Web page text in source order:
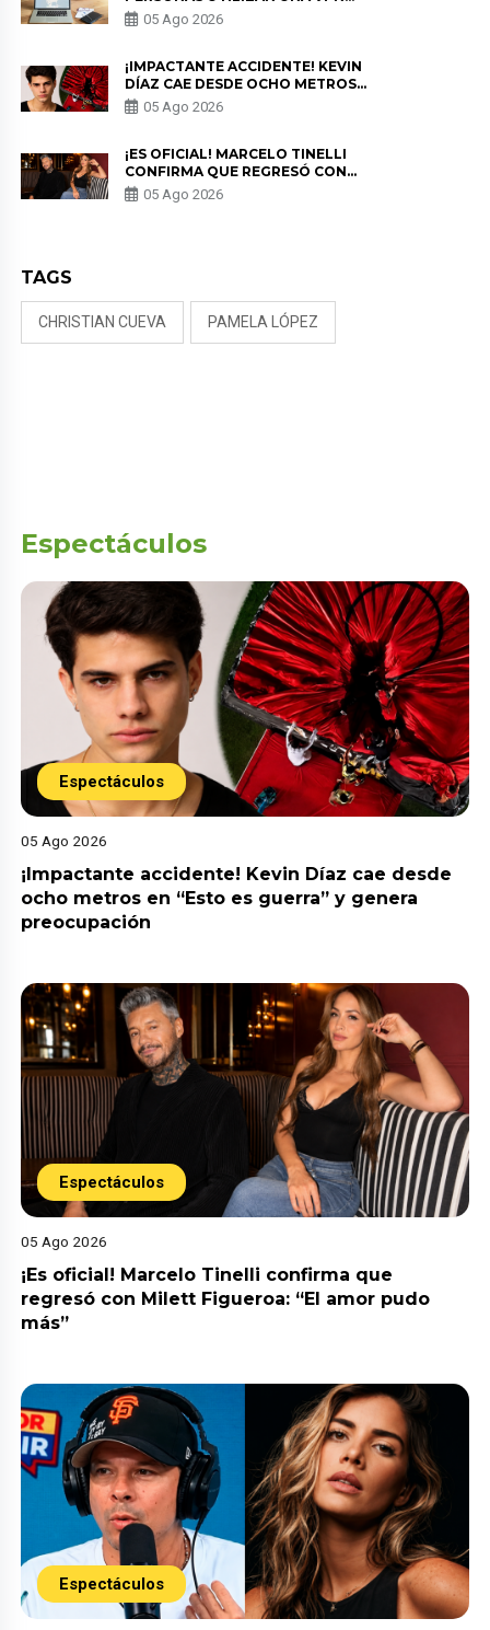
PARA PROTEGER SU
PRIVACIDAD?
05 Ago 2026
¡IMPACTANTE ACCIDENTE! KEVIN
DÍAZ CAE DESDE OCHO METROS
EN “ESTO ES GUERRA” Y GENERA
PREOCUPACIÓN
05 Ago 2026
¡ES OFICIAL! MARCELO TINELLI
CONFIRMA QUE REGRESÓ CON
MILETT FIGUEROA: “EL AMOR
PUDO MÁS”
05 Ago 2026
TAGS
CHRISTIAN CUEVA PAMELA LÓPEZ
Espectáculos
Espectáculos
05 Ago 2026
¡Impactante accidente! Kevin Díaz cae desde
ocho metros en “Esto es guerra” y genera
preocupación
Espectáculos
05 Ago 2026
¡Es oficial! Marcelo Tinelli confirma que
regresó con Milett Figueroa: “El amor pudo
más”
Espectáculos